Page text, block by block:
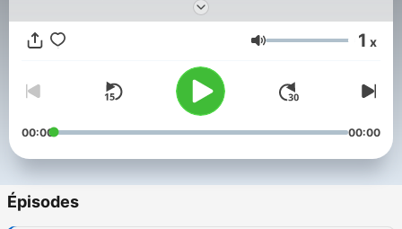
Volume 1 x
00:00 00:00
Épisodes